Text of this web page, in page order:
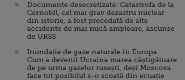
Documente desecretizate: Catastrofa de la
Cernobîl, cel mai grav dezastru nuclear
din istorie, a fost precedată de alte
accidente de mai mică amploare, ascunse
de URSS
Inundație de gaze naturale în Europa.
Cum a devenit Ucraina marea câștigătoare
de pe urma gazelor rusești, deși Moscova
face tot posibilul s-o scoată din ecuație